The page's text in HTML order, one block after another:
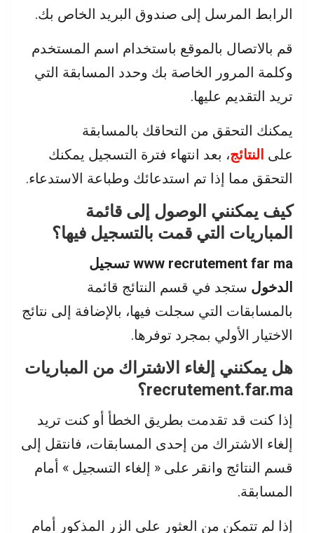
الرابط المرسل إلى صندوق البريد الخاص بك.
قم بالاتصال بالموقع باستخدام اسم المستخدم
وكلمة المرور الخاصة بك وحدد المسابقة التي
تريد التقديم عليها.
يمكنك التحقق من التحاقك بالمسابقة
على النتائج، بعد انتهاء فترة التسجيل يمكنك
التحقق مما إذا تم استدعائك وطباعة الاستدعاء.
كيف يمكنني الوصول إلى قائمة
المباريات التي قمت بالتسجيل فيها؟
www recrutement far ma تسجيل
الدخول ستجد في قسم النتائج قائمة
بالمسابقات التي سجلت فيها، بالإضافة إلى نتائج
الاختيار الأولي بمجرد توفرها.
هل يمكنني إلغاء الاشتراك من المباريات
recrutement.far.ma؟
إذا كنت قد تقدمت بطريق الخطأ أو كنت تريد
إلغاء الاشتراك من إحدى المسابقات، فانتقل إلى
قسم النتائج وانقر على « إلغاء التسجيل » أمام
المسابقة.
إذا لم تتمكن من العثور على الزر المذكور أمام